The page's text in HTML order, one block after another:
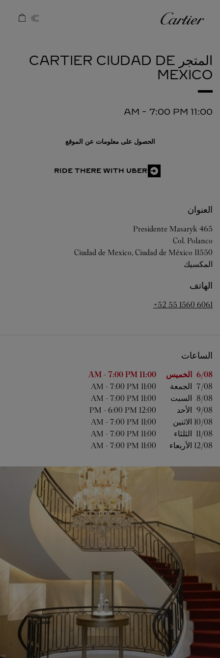
كارتييه
المتجر CARTIER CIUDAD DE
MEXICO
11:00 AM
- 7:00 PM
الحصول على معلومات عن الموقع
RIDE THERE WITH UBER
العنوان
Presidente Masaryk 465
Col. Polanco
11550
Ciudad de Mexico, Ciudad de México
المكسيك
الهاتف
+52 55 1560 6061
الساعات
اليوم من الأسبوع الساعات 6/08 الخميس 11:00 AM
- 7:00 PM
7/08 الجمعة 11:00 AM
- 7:00 PM
8/08 السبت 11:00 AM
- 7:00 PM
9/08 الأحد 12:00 PM
- 6:00 PM
10/08 الاثنين 11:00 AM
- 7:00 PM
11/08 الثلثاء 11:00 AM
- 7:00 PM
12/08 الأربعاء 11:00 AM
- 7:00 PM